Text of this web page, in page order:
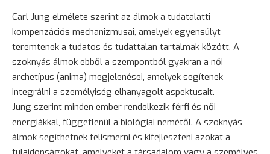
Carl Jung elmélete szerint az álmok a tudatalatti
kompenzációs mechanizmusai, amelyek egyensúlyt
teremtenek a tudatos és tudattalan tartalmak között. A
szoknyás álmok ebből a szempontból gyakran a női
archetípus (anima) megjelenései, amelyek segítenek
integrálni a személyiség elhanyagolt aspektusait.
Jung szerint minden ember rendelkezik férfi és női
energiákkal, függetlenül a biológiai nemétől. A szoknyás
álmok segíthetnek felismerni és kifejleszteni azokat a